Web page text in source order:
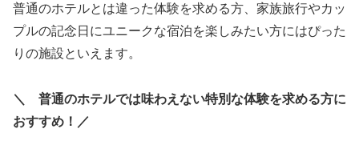
普通のホテルとは違った体験を求める方、家族旅行やカッ
プルの記念日にユニークな宿泊を楽しみたい方にはぴった
りの施設といえます。
＼ 普通のホテルでは味わえない特別な体験を求める方に
おすすめ！／